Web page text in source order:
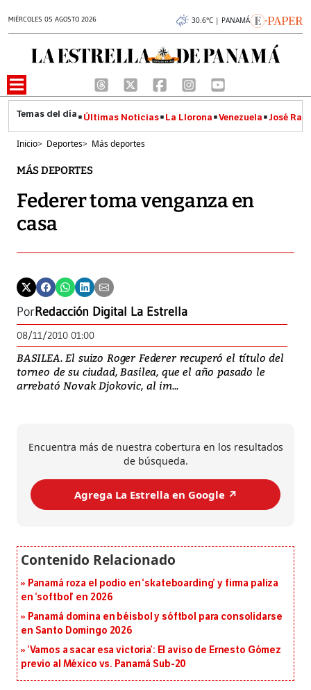
MIÉRCOLES 05 AGOSTO 2026 30.6°C | PANAMÁ
Últimas Noticias La Llorona Venezuela José
Inicio> Deportes> Más deportes
MÁS DEPORTES
Federer toma venganza en
casa
PorRedacción Digital La Estrella
08/11/2010 01:00
BASILEA. El suizo Roger Federer recuperó el título del
torneo de su ciudad, Basilea, que el año pasado le
arrebató Novak Djokovic, al im...
Encuentra más de nuestra cobertura en los resultados
de búsqueda.
Agrega La Estrella en Google ↗️
Panamá roza el podio en ‘skateboarding’ y firma paliza
en ‘softbol’ en 2026
Panamá domina en béisbol y sóftbol para consolidarse
en Santo Domingo 2026
‘Vamos a sacar esa victoria’: El aviso de Ernesto Gómez
previo al México vs. Panamá Sub-20